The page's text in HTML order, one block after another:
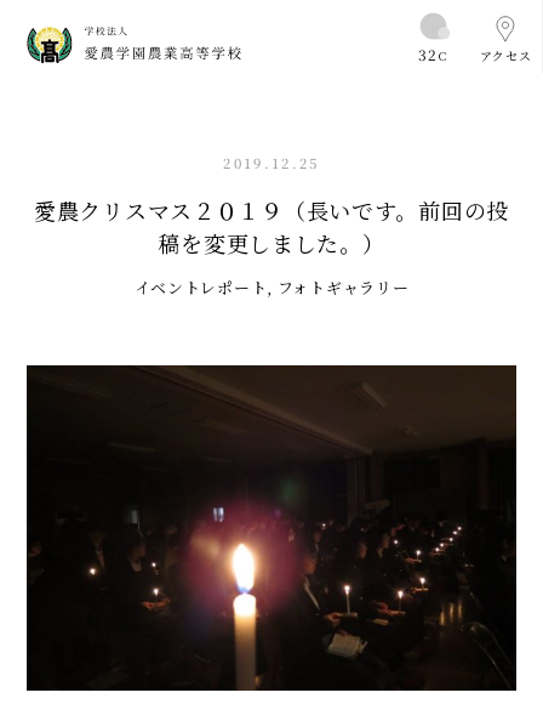
アクセス
32 C
2019.12.25
愛農クリスマス２０１９（長いです。前回の投
稿を変更しました。）
イベントレポート フォトギャラリー